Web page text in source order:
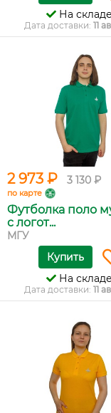
На складе
Дата доставки: 11
2 973 ₽ 3 130 ₽
по карте
Футболка поло
с логот...
МГУ
Купить
На складе
Дата доставки: 11